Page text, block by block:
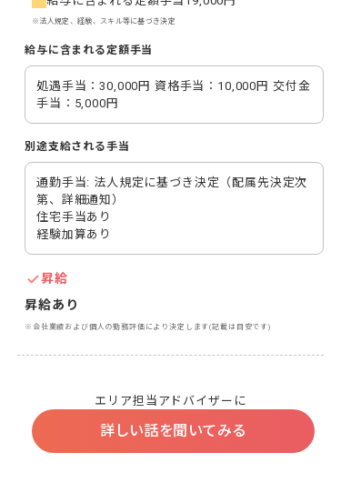
※法人規定、経験、スキル等に基づき決定
給与に含まれる定額手当
処遇手当：30,000円 資格手当：10,000円 交付金
手当：5,000円
別途支給される手当
通勤手当: 法人規定に基づき決定（配属先決定次
第、詳細通知）
住宅手当あり
経験加算あり
昇給
昇給あり
※会社業績および個人の勤務評価により決定します(記載は目安です)
エリア担当アドバイザーに
詳しい話を聞いてみる